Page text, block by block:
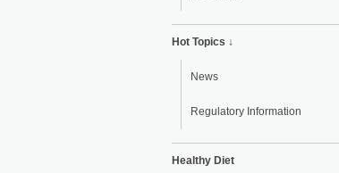
Hot Topics ↓
News
Regulatory Information
Healthy Diet